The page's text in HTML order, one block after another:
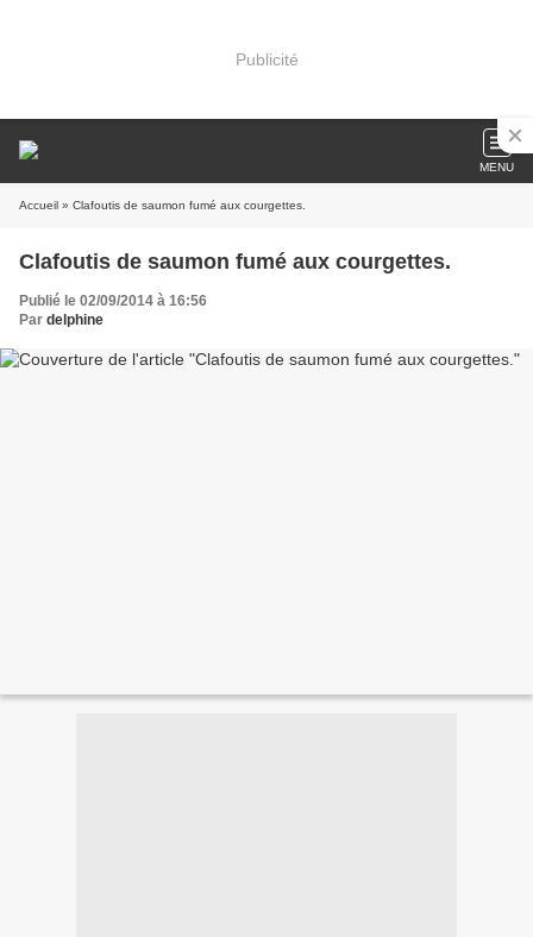
Publicité
MENU
Accueil » Clafoutis de saumon fumé aux courgettes.
Clafoutis de saumon fumé aux courgettes.
Publié le 02/09/2014 à 16:56
Par delphine